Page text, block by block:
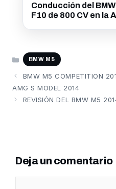
Conducción del
F10 de 800 CV en la
CATEGORÍAS
BMW M5
BMW M5 COMPETITION
AMG S MODEL 2014
REVISIÓN DEL BMW M5
Deja un comentario